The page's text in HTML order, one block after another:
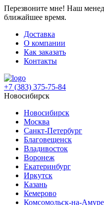
Перезвоните мне! Наш
ближайшее время.
Доставка
О компании
Как заказать
Контакты
+7 (383) 375-75-84
Новосибирск
Новосибирск
Москва
Санкт-Петербург
Благовещенск
Владивосток
Воронеж
Екатеринбург
Иркутск
Казань
Кемерово
Комсомольск-на-Амуре